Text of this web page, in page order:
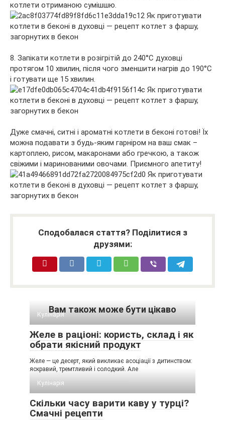
котлети отриманою сумішшю.
8. Запікати котлети в розігрітій до 240°С духовці
протягом 10 хвилин, після чого зменшити нагрів до 190°С
і готувати ще 15 хвилин.
Дуже смачні, ситні і ароматні котлети в беконі готові! Їх
можна подавати з будь-яким гарніром на ваш смак –
картоплею, рисом, макаронами або гречкою, а також
свіжими і маринованими овочами. Приємного апетиту!
Сподобалася стаття? Поділитися з
друзями:
Вам також може бути цікаво
Кулінарія
Желе в раціоні: користь, склад і як
обрати якісний продукт
Желе — це десерт, який викликає асоціації з дитинством:
яскравий, тремтливий і солодкий. Але
Кулінарія
Скільки часу варити каву у турці?
Смачні рецепти